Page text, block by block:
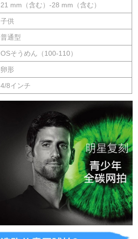
21 mm（含む）-28 mm（含む）
子供
普通型
OSそうめん（100-110）
卵形
4/8インチ